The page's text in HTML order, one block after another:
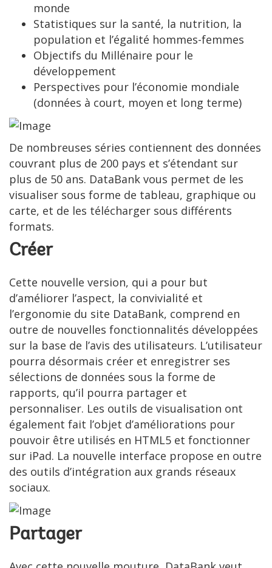
monde
Statistiques sur la santé, la nutrition, la
population et l’égalité hommes-femmes
Objectifs du Millénaire pour le
développement
Perspectives pour l’économie mondiale
(données à court, moyen et long terme)
De nombreuses séries contiennent des données
couvrant plus de 200 pays et s’étendant sur
plus de 50 ans. DataBank vous permet de les
visualiser sous forme de tableau, graphique ou
carte, et de les télécharger sous différents
formats.
Créer
Cette nouvelle version, qui a pour but
d’améliorer l’aspect, la convivialité et
l’ergonomie du site DataBank, comprend en
outre de nouvelles fonctionnalités développées
sur la base de l’avis des utilisateurs. L’utilisateur
pourra désormais créer et enregistrer ses
sélections de données sous la forme de
rapports, qu’il pourra partager et
personnaliser. Les outils de visualisation ont
également fait l’objet d’améliorations pour
pouvoir être utilisés en HTML5 et fonctionner
sur iPad. La nouvelle interface propose en outre
des outils d’intégration aux grands réseaux
sociaux.
Partager